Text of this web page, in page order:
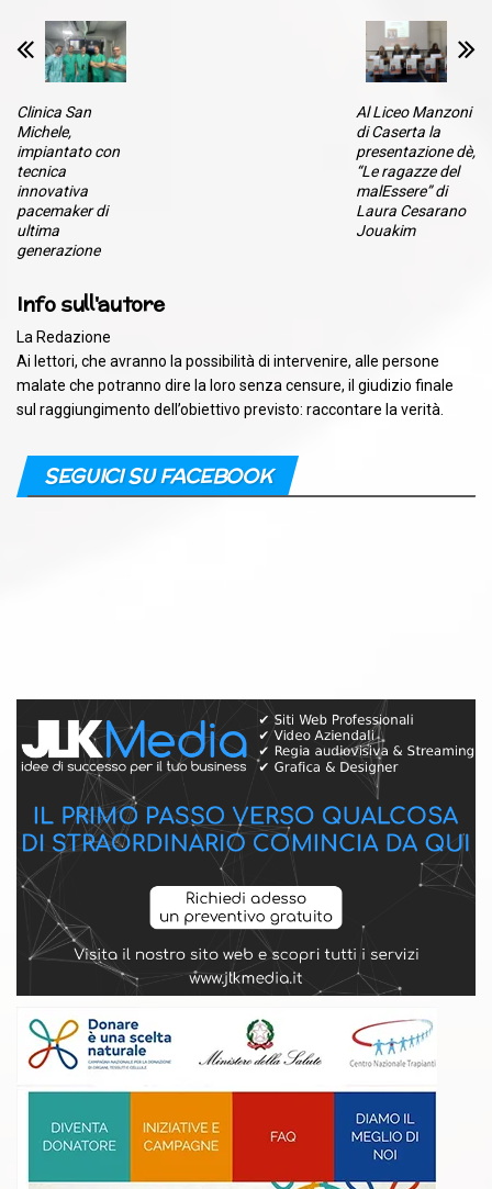
Clinica San
Michele,
impiantato con
tecnica
innovativa
pacemaker di
ultima
generazione
Al Liceo Manzoni
di Caserta la
presentazione dè,
“Le ragazze del
malEssere” di
Laura Cesarano
Jouakim
Info sull'autore
La Redazione
Ai lettori, che avranno la possibilità di intervenire, alle persone
malate che potranno dire la loro senza censure, il giudizio finale
sul raggiungimento dell’obiettivo previsto: raccontare la verità.
SEGUICI SU FACEBOOK